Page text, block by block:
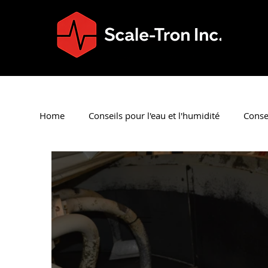
Home Conseils pour l'eau et l'humidité
Conseils de nettoyage du Conseils sur la